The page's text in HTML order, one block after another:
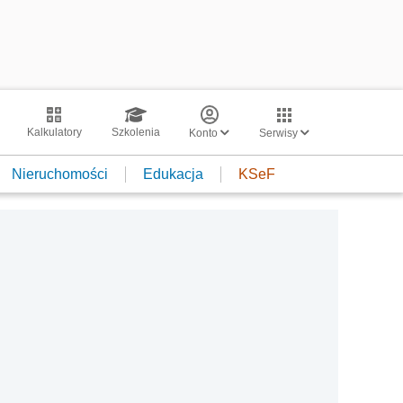
Kalkulatory Szkolenia Konto Serwisy
Nieruchomości Edukacja KSeF